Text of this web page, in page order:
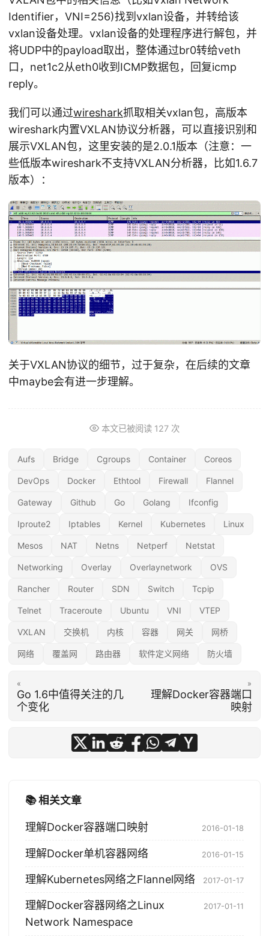
Identifier，VNI=256)找到vxlan设备，并转给该
vxlan设备处理。vxlan设备的处理程序进行解包，并
将UDP中的payload取出，整体通过br0转给veth
口，net1c2从eth0收到ICMP数据包，回复icmp
reply。
我们可以通过wireshark抓取相关vxlan包，高版本
wireshark内置VXLAN协议分析器，可以直接识别和
展示VXLAN包，这里安装的是2.0.1版本（注意：一
些低版本wireshark不支持VXLAN分析器，比如1.6.7
版本）：
关于VXLAN协议的细节，过于复杂，在后续的文章
中maybe会有进一步理解。
本文已被阅读 127 次
Aufs Bridge Cgroups Container Coreos
DevOps Docker Ethtool Firewall Flannel
Gateway Github Go Golang Ifconfig
Iproute2 Iptables Kernel Kubernetes Linux
Mesos NAT Netns Netperf Netstat
Networking Overlay Overlaynetwork OVS
Rancher Router SDN Switch Tcpip
Telnet Traceroute Ubuntu VNI VTEP
VXLAN 交换机 内核 容器 网关 网桥
网络 覆盖网 路由器 软件定义网络 防火墙
«
Go 1.6中值得关注的几
个变化
»
理解Docker容器端口
映射
📚 相关文章
理解Docker容器端口映射 2016-01-18
理解Docker单机容器网络 2016-01-15
理解Kubernetes网络之Flannel网络 2017-01-17
理解Docker容器网络之Linux
Network Namespace
2017-01-11